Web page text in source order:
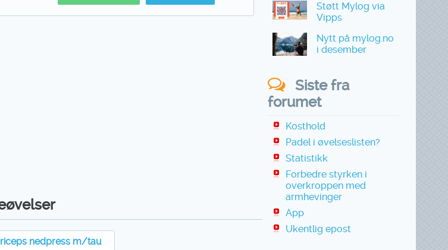
nedpress m/tau
Støtt Mylog via
Vipps
Nytt på mylog.no
i desember
Siste fra
forumet
Kosthold
Padel i øvelseslisten?
Statistikk
Forbedre styrken i
overkroppen med
armhevinger
App
Ukentlig epost